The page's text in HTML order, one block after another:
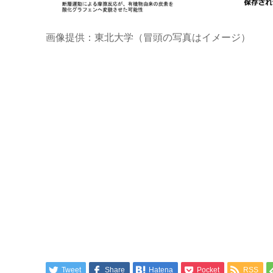
画像提供：東北大学（冒頭の写真はイメージ）
Tweet Share Hatena Pocket RSS